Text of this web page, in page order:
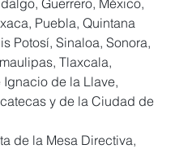
Puebla, Quintana
Potosí, Sinaloa, Sonora,
Tlaxcala,
Ignacio de la Llave,
y de la Ciudad de
de la Mesa Directiva,